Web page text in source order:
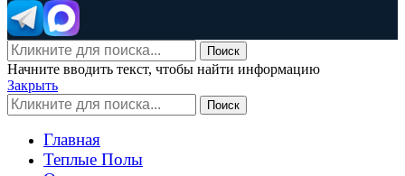
Поиск
Начните вводить текст, чтобы найти информацию
Закрыть
Поиск
Главная
Теплые Полы